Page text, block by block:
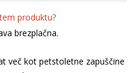
produktu?
brezplačna.
več kot petstoletne zapuščine